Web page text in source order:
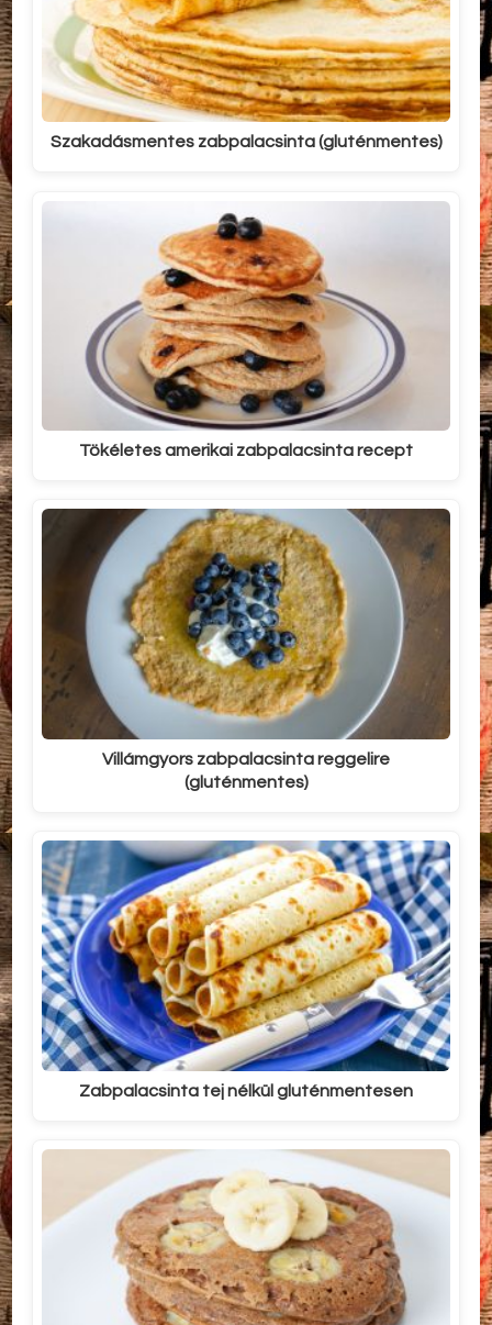
Szakadásmentes zabpalacsinta (gluténmentes)
Tökéletes amerikai zabpalacsinta recept
Villámgyors zabpalacsinta reggelire
(gluténmentes)
Zabpalacsinta tej nélkül gluténmentesen